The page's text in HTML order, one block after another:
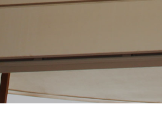
ます。お客様に個人情報の提供を
事前に収集の目的、利用の内容を
の正当な事業の範囲内で、その目
度において、個人情報を収集致し
2.個人情報の利用および共